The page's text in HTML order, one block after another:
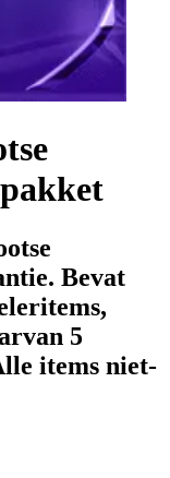
Bevat
5
items niet-